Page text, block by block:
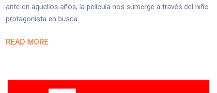
ante en aquellos años, la película nos sumerge a través del niño
protagonista en busca
READ MORE